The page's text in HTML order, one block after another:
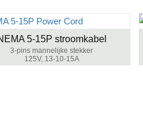
5-15P stroomkabel
3-pins mannelijke stekker
125V, 13-10-15A